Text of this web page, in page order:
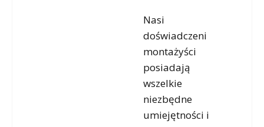
Nasi
doświadczeni
montażyści
posiadają
wszelkie
niezbędne
umiejętności i